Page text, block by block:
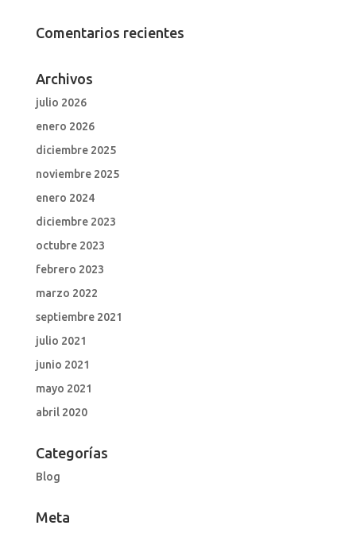
Comentarios recientes
Archivos
julio 2026
enero 2026
diciembre 2025
noviembre 2025
enero 2024
diciembre 2023
octubre 2023
febrero 2023
marzo 2022
septiembre 2021
julio 2021
junio 2021
mayo 2021
abril 2020
Categorías
Blog
Meta